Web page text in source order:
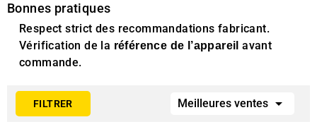
Bonnes pratiques
Respect strict des recommandations fabricant.
Vérification de la référence de l’appareil avant
commande.
FILTRER Meilleures ventes 